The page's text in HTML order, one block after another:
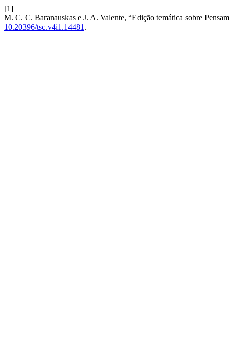
[1]
M. C. C. Baranauskas e J. A. Valente, “Edição temática sobre
10.20396/tsc.v4i1.14481 .